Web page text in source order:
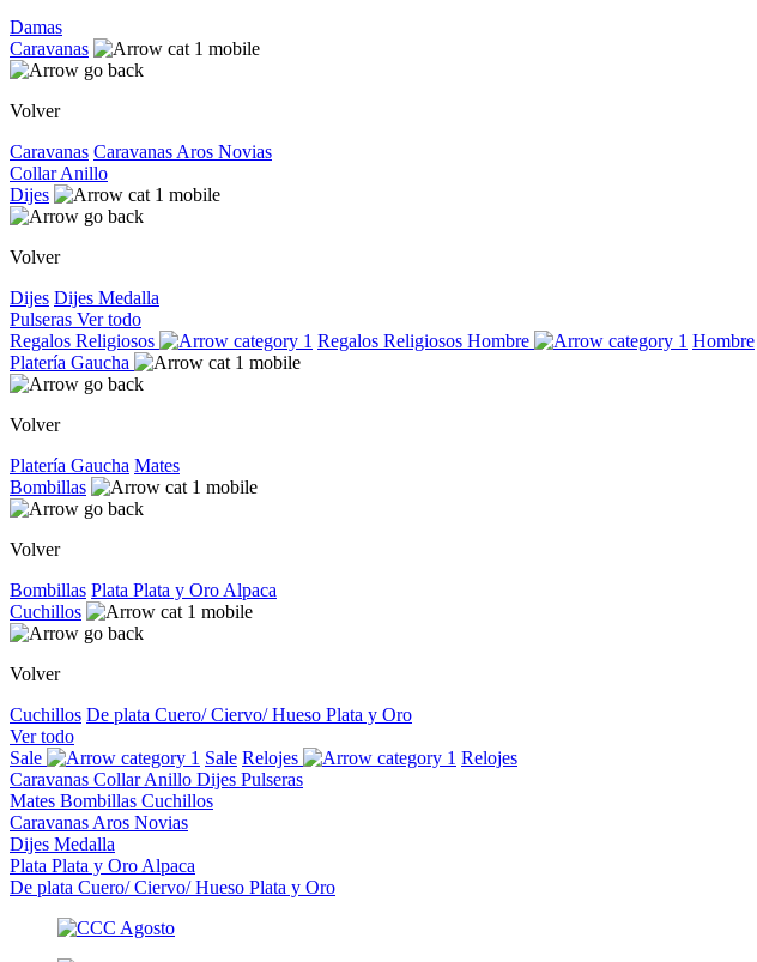
Damas
Caravanas
Volver
Caravanas Caravanas Aros Novias
CollarAnillo
Dijes
Volver
Dijes Dijes Medalla
Pulseras Ver todo
Regalos Religiosos
Regalos Religiosos Hombre Hombre
Platería Gaucha
Volver
Platería Gaucha Mates
Bombillas
Volver
Bombillas Plata Plata y Oro Alpaca
Cuchillos
Volver
Cuchillos De plata Cuero/ Ciervo/ Hueso Plata y Oro
Ver todo
Sale
Sale Relojes
Relojes
Caravanas CollarAnillo Dijes Pulseras
Mates Bombillas Cuchillos
Caravanas Aros Novias
Dijes Medalla
Plata Plata y Oro Alpaca
De plata Cuero/ Ciervo/ Hueso Plata y Oro